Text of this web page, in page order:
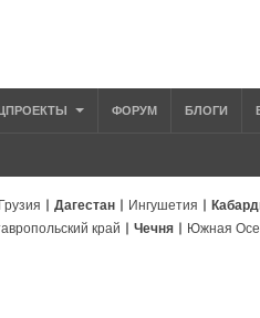
ФОРУМ БЛОГИ
Грузия Дагестан Ингушетия
край Чечня Южная